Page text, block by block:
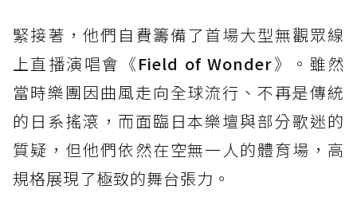
緊接著，他們自費籌備了首場大型無觀眾線
上直播演唱會《Field of Wonder》。雖然
當時樂團因曲風走向全球流行、不再是傳統
的日系搖滾，而面臨日本樂壇與部分歌迷的
質疑，但他們依然在空無一人的體育場，高
規格展現了極致的舞台張力。